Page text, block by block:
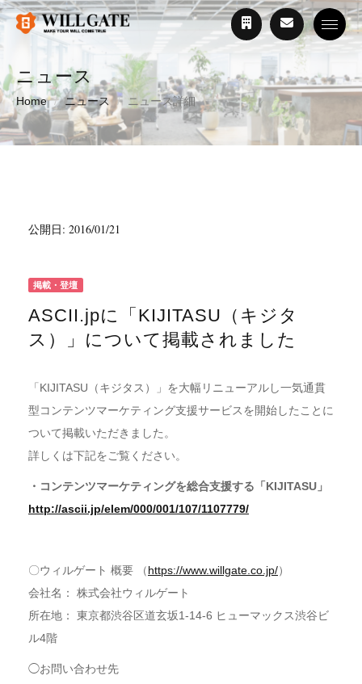
ニュース
Home ニュース ニュース詳細
公開日: 2016/01/21
掲載・登壇
ASCII.jpに「KIJITASU（キジタ
ス）」について掲載されました
「KIJITASU（キジタス）」を大幅リニューアルし一気通貫
型コンテンツマーケティング支援サービスを開始したことに
ついて掲載いただきました。
詳しくは下記をご覧ください。
・コンテンツマーケティングを総合支援する「KIJITASU」
http://ascii.jp/elem/000/001/107/1107779/
〇ウィルゲート 概要 （https://www.willgate.co.jp/）
会社名： 株式会社ウィルゲート
所在地： 東京都渋谷区道玄坂1-14-6 ヒューマックス渋谷ビ
ル4階
◯お問い合わせ先